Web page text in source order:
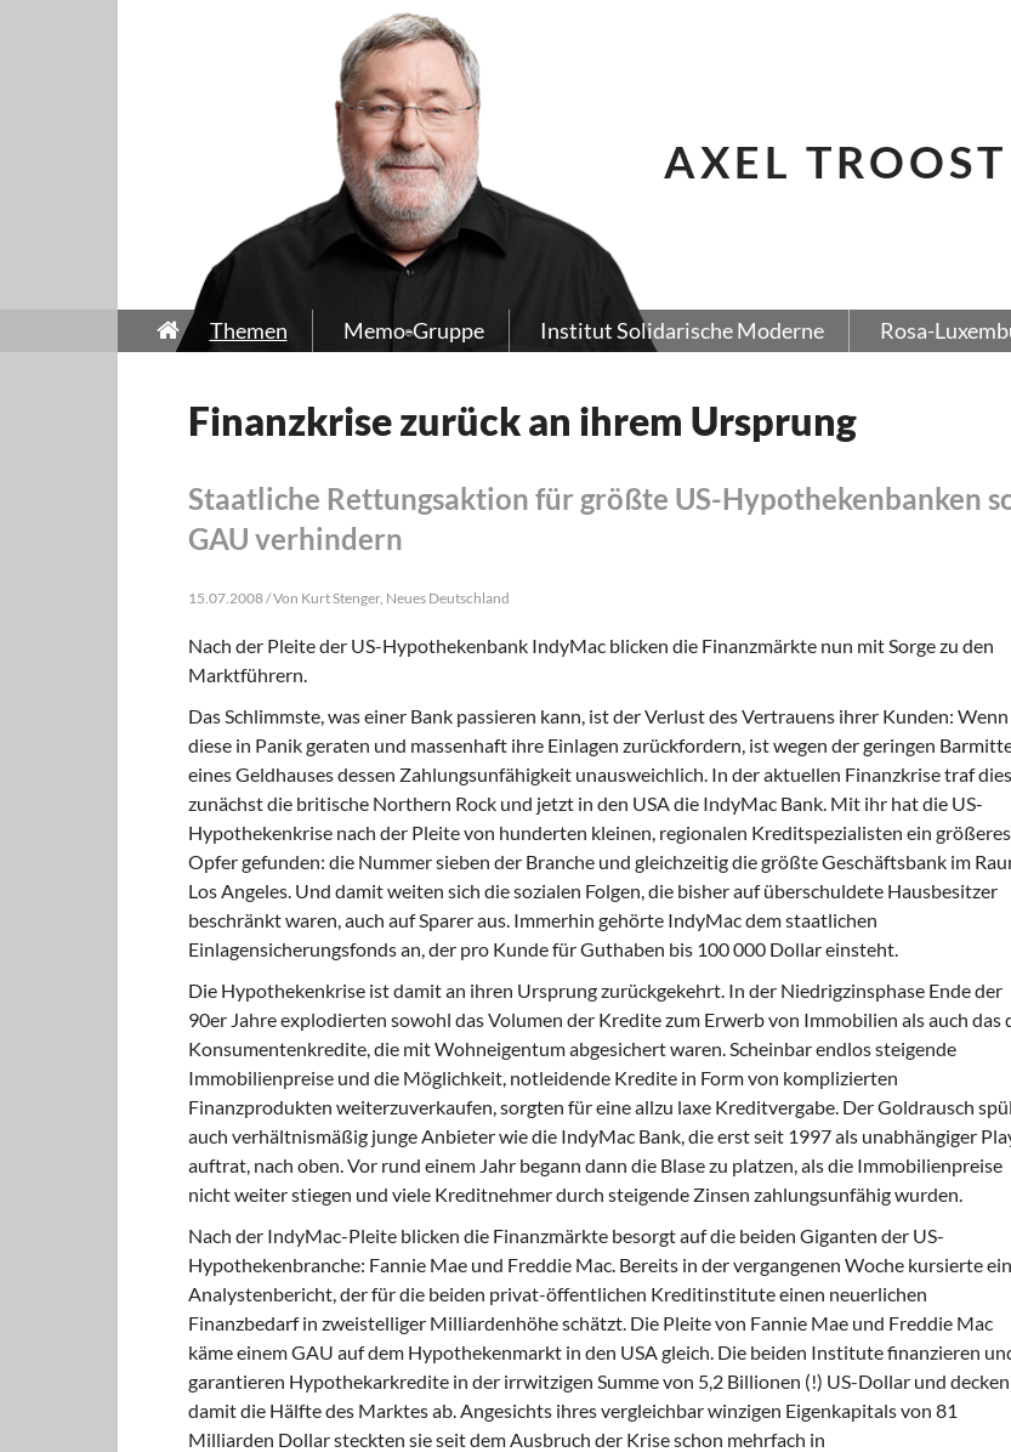
AXEL TROOST
Themen Memo-Gruppe Institut Solidarische Moderne Rosa-
Finanzkrise zurück an ihrem Ursprung
Staatliche Rettungsaktion für größte US-Hypothekenbanken
GAU verhindern
15.07.2008 / Von Kurt Stenger, Neues Deutschland
Nach der Pleite der US-Hypothekenbank IndyMac blicken die Finanzmärkte nun mit Sorge zu den
Marktführern.
Das Schlimmste, was einer Bank passieren kann, ist der Verlust des Vertrauens ihrer Kunden: Wenn
diese in Panik geraten und massenhaft ihre Einlagen zurückfordern, ist wegen der geringen
eines Geldhauses dessen Zahlungsunfähigkeit unausweichlich. In der aktuellen Finanzkrise traf dies
zunächst die britische Northern Rock und jetzt in den USA die IndyMac Bank. Mit ihr hat die US-
Hypothekenkrise nach der Pleite von hunderten kleinen, regionalen Kreditspezialisten ein größeres
Opfer gefunden: die Nummer sieben der Branche und gleichzeitig die größte Geschäftsbank im
Los Angeles. Und damit weiten sich die sozialen Folgen, die bisher auf überschuldete Hausbesitzer
beschränkt waren, auch auf Sparer aus. Immerhin gehörte IndyMac dem staatlichen
Einlagensicherungsfonds an, der pro Kunde für Guthaben bis 100 000 Dollar einsteht.
Die Hypothekenkrise ist damit an ihren Ursprung zurückgekehrt. In der Niedrigzinsphase Ende der
90er Jahre explodierten sowohl das Volumen der Kredite zum Erwerb von Immobilien als auch das
Konsumentenkredite, die mit Wohneigentum abgesichert waren. Scheinbar endlos steigende
Immobilienpreise und die Möglichkeit, notleidende Kredite in Form von komplizierten
Finanzprodukten weiterzuverkaufen, sorgten für eine allzu laxe Kreditvergabe. Der Goldrausch
auch verhältnismäßig junge Anbieter wie die IndyMac Bank, die erst seit 1997 als unabhängiger
auftrat, nach oben. Vor rund einem Jahr begann dann die Blase zu platzen, als die Immobilienpreise
nicht weiter stiegen und viele Kreditnehmer durch steigende Zinsen zahlungsunfähig wurden.
Nach der IndyMac-Pleite blicken die Finanzmärkte besorgt auf die beiden Giganten der US-
Hypothekenbranche: Fannie Mae und Freddie Mac. Bereits in der vergangenen Woche kursierte ein
Analystenbericht, der für die beiden privat-öffentlichen Kreditinstitute einen neuerlichen
Finanzbedarf in zweistelliger Milliardenhöhe schätzt. Die Pleite von Fannie Mae und Freddie Mac
käme einem GAU auf dem Hypothekenmarkt in den USA gleich. Die beiden Institute finanzieren
garantieren Hypothekarkredite in der irrwitzigen Summe von 5,2 Billionen (!) US-Dollar und decken
damit die Hälfte des Marktes ab. Angesichts ihres vergleichbar winzigen Eigenkapitals von 81
Milliarden Dollar steckten sie seit dem Ausbruch der Krise schon mehrfach in